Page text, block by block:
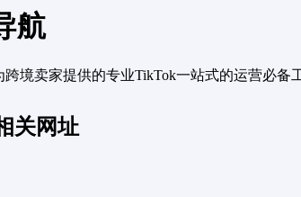
航
境卖家提供的专业TikTok一站式的运营必
关网址